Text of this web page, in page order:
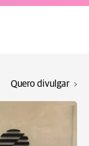
Quero divulgar